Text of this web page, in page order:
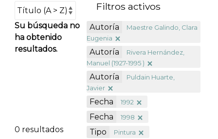
Su búsqueda no
ha obtenido
resultados.
0 resultados
Filtros activos
Autoría
Maestre Galindo, Clara
Eugenia
Autoría
Rivera Hernández,
Manuel (1927-1995 )
Autoría
Puldain Huarte,
Javier
Fecha 1992
Fecha 1998
Tipo Pintura